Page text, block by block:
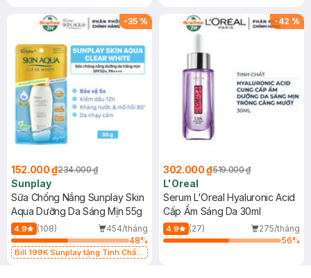
-35 %
152.000 ₫234.000 ₫
Sunplay
Sữa Chống Nắng Sunplay Skin
Aqua Dưỡng Da Sáng Mịn 55g
4.9 (108)
454/tháng
48%
Bill 199K Sunplay tặng Tinh Chất
-42 %
302.000 ₫519.000 ₫
L'Oreal
Serum L'Oreal Hyaluronic Acid
Cấp Ẩm Sáng Da 30ml
4.9 (27)
275/tháng
56%